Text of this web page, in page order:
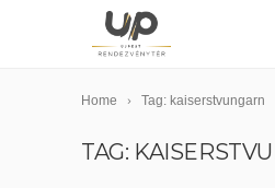
Home Tag: kaiserstvungarn
TAG: